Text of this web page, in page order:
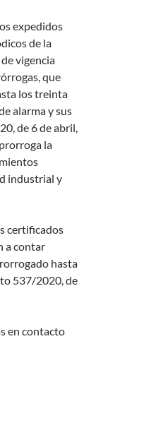
expedidos
de la
vigencia
que
los treinta
alarma y sus
de 6 de abril,
la
industrial y
certificados
a contar
hasta
537/2020, de
en contacto